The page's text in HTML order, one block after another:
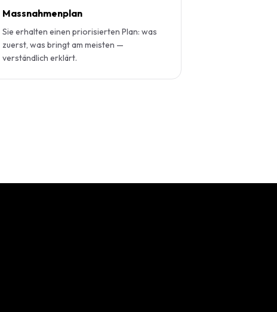
Massnahmenplan
Sie erhalten einen priorisierten Plan: was
zuerst, was bringt am meisten —
verständlich erklärt.